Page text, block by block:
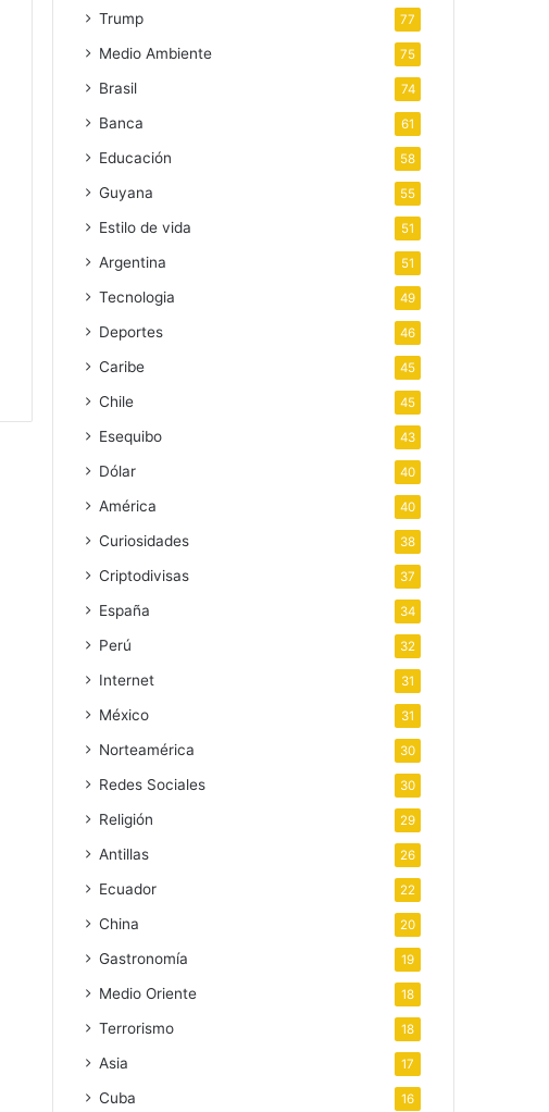
Trump 77
Medio Ambiente 75
Brasil 74
Banca 61
Educación 58
Guyana 55
Estilo de vida 51
Argentina 51
Tecnologia 49
Deportes 46
Caribe 45
Chile 45
Esequibo 43
Dólar 40
América 40
Curiosidades 38
Criptodivisas 37
España 34
Perú 32
Internet 31
México 31
Norteamérica 30
Redes Sociales 30
Religión 29
Antillas 26
Ecuador 22
China 20
Gastronomía 19
Medio Oriente 18
Terrorismo 18
Asia 17
Cuba 16